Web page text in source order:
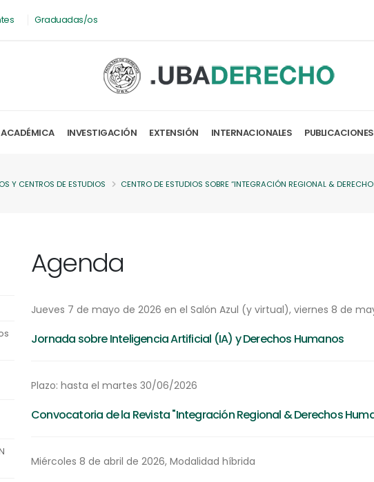
Graduadas/os
ACADÉMICA INVESTIGACIÓN EXTENSIÓN INTERNACIONALES PUBLICACIONES
Y CENTROS DE ESTUDIOS CENTRO DE ESTUDIOS SOBRE “INTEGRACIÓN REGIONAL &
Agenda
Jueves 7 de mayo de 2026 en el Salón Azul (y virtual), viernes 8 de
Jornada sobre Inteligencia Artificial (IA) y Derechos Humanos
Plazo: hasta el martes 30/06/2026
Convocatoria de la Revista "Integración Regional & Derechos
Miércoles 8 de abril de 2026, Modalidad híbrida